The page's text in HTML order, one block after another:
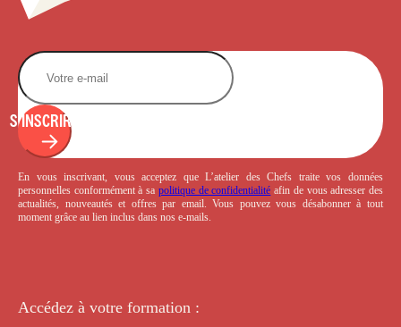
S'INSCRIRE
En vous inscrivant, vous acceptez que L’atelier des Chefs traite vos données
personnelles conformément à sa politique de confidentialité afin de vous adresser des
actualités, nouveautés et offres par email. Vous pouvez vous désabonner à tout
moment grâce au lien inclus dans nos e-mails.
Accédez à votre formation :